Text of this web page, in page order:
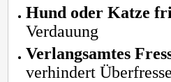
Hund oder Katze
Verdauung
Verlangsamtes
verhindert